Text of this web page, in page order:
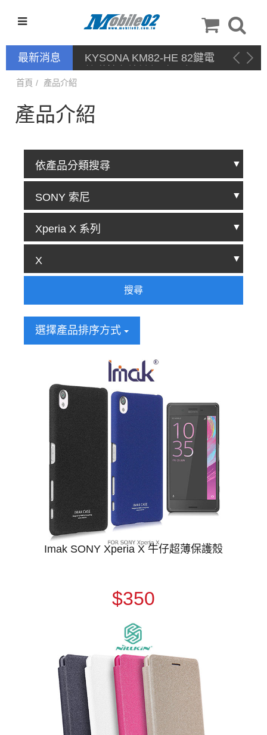
最新消息
KYSONA KM82-HE 82鍵電
競磁軸有線鍵盤 產品網頁驅
首頁 產品介紹
產品介紹
搜尋
選擇產品排序方式
Imak SONY Xperia X 牛仔超薄保護殼
$350